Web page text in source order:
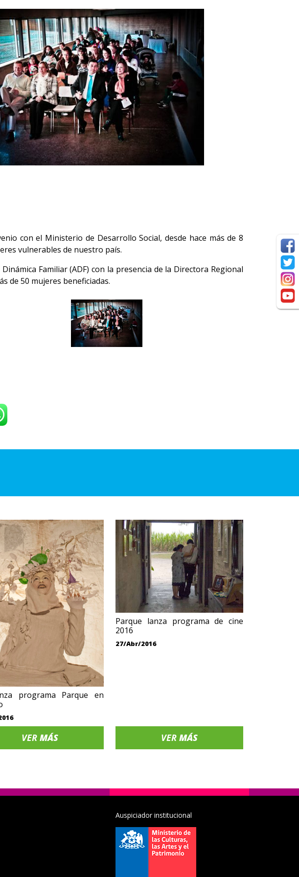
con el Ministerio de Desarrollo Social, desde hace más de 8
vulnerables de nuestro país.
Familiar (ADF) con la presencia de la Directora Regional
de 50 mujeres beneficiadas.
programa Parque en
VER MÁS
Parque lanza programa de cine
2016
27/Abr/2016
VER MÁS
Auspiciador institucional